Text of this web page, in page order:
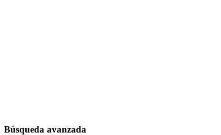
Búsqueda avanzada